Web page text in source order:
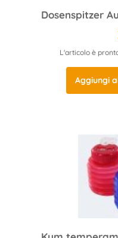
L'articolo è
Aggiungi